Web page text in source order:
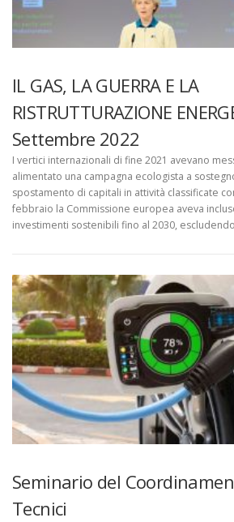
IL GAS, LA GUERRA E LA
RISTRUTTURAZIONE
Settembre 2022
I vertici internazionali di fine 2021 avevano
alimentato una campagna ecologista a
spostamento di capitali in attività classificate
febbraio la Commissione europea aveva
investimenti sostenibili fino al 2030,
Seminario del
Tecnici